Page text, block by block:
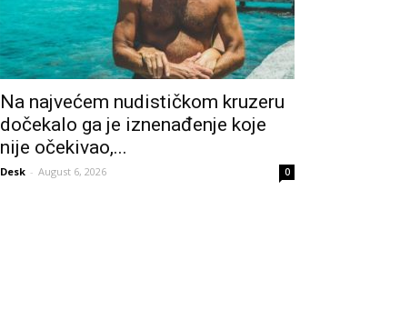
Na najvećem nudističkom kruzeru
dočekalo ga je iznenađenje koje
nije očekivao,...
Desk - August 6, 2026 0